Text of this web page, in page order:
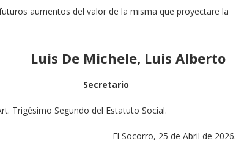
aumentos del valor de la misma que proyectare la
De Michele, Luis Alberto
Trigésimo Segundo del Estatuto Social.
El Socorro, 25 de Abril de 2026.